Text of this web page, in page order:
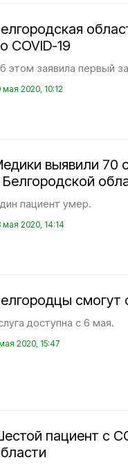
COVID-19
этом заявила первый
мая 2020, 10:12
выявили 70
Белгородской
пациент умер.
мая 2020, 14:14
смогут
доступна с 6 мая.
2020, 15:47
пациент с